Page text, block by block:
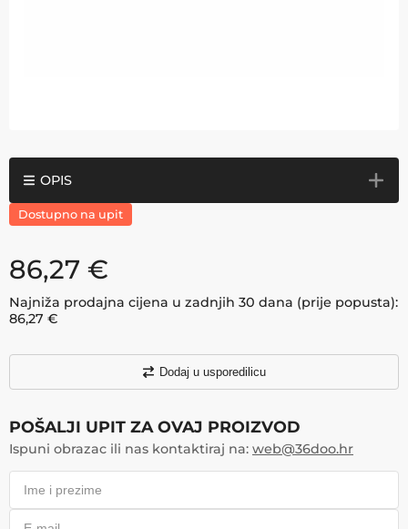
OPIS
Dostupno na upit
86,27 €
Najniža prodajna cijena u zadnjih 30 dana (prije popusta):
86,27 €
Dodaj u usporedilicu
POŠALJI UPIT ZA OVAJ PROIZVOD
Ispuni obrazac ili nas kontaktiraj na: web@36doo.hr